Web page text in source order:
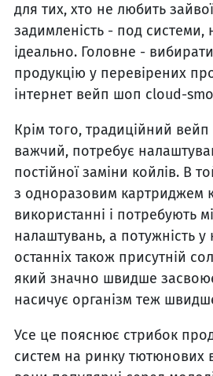
для тих, хто не любить
задимленість - под системи,
ідеально. Головне -
продукцію у перевірених
інтернет вейп шоп cloud-
Крім того, традиційний
важчий, потребує
постійної заміни койлів. В
з одноразовим картриджем
використанні і потребують
налаштувань, а потужність у
останніх також присутній
який значно швидше
насичує організм теж
Усе це пояснює стрибок
систем на ринку тютюнових